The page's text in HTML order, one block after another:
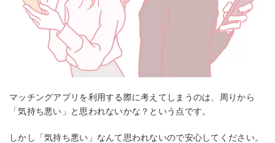
マッチングアプリを利用する際に考えてしまうのは、周りから
「気持ち悪い」と思われないかな？という点です。
しかし「気持ち悪い」なんて思われないので安心してください。